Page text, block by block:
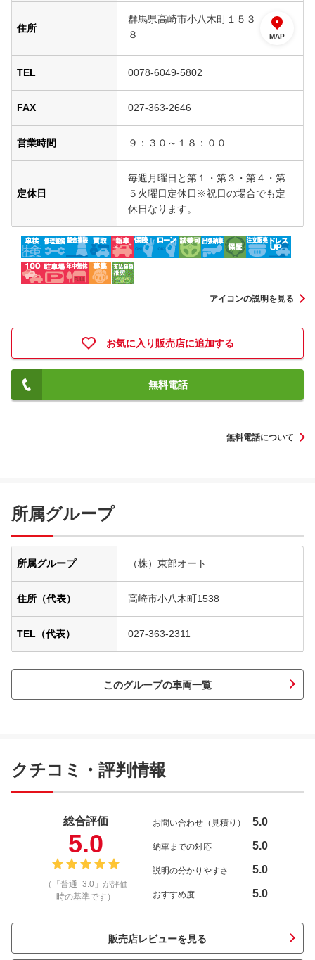
住所
群馬県高崎市小八木町１５３
８
MAP
TEL 0078-6049-5802
FAX 027-363-2646
営業時間 ９：３０～１８：００
定休日
毎週月曜日と第１・第３・第４・第
５火曜日定休日※祝日の場合でも定
休日なります。
アイコンの説明を見る
お気に入り販売店に追加する
無料電話
無料電話について
所属グループ
所属グループ （株）東部オート
住所（代表） 高崎市小八木町1538
TEL（代表） 027-363-2311
このグループの車両一覧
クチコミ・評判情報
総合評価
5.0
（「普通=3.0」が評価
時の基準です）
お問い合わせ（見積り） 5.0
納車までの対応 5.0
説明の分かりやすさ 5.0
おすすめ度 5.0
販売店レビューを見る